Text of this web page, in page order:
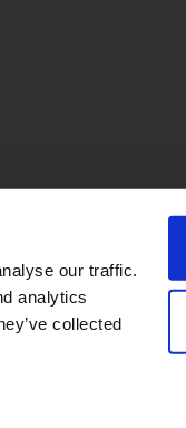
our traffic.
analytics
collected